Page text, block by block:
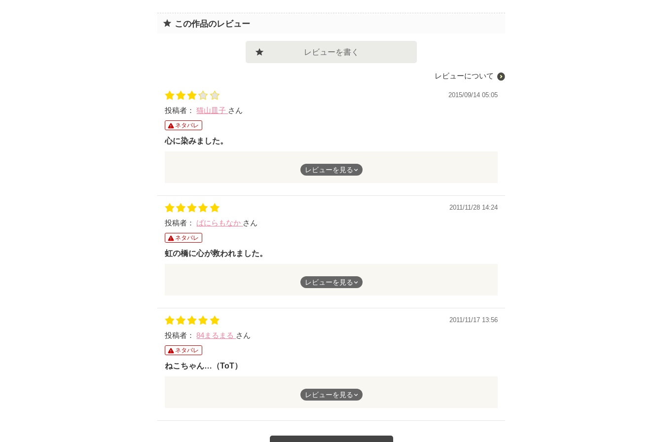
この作品のレビュー
レビューを書く
レビューについて
2015/09/14 05:05
投稿者：猫山皿子 さん
ネタバレ
心に染みました。
拝見させて頂いて、心から温かい気持ちになりました。
素敵な実話をありがとうございました！
レビューを見る
2011/11/28 14:24
投稿者： ばにらもなか さん
ネタバレ
虹の橋に心が救われました。
私も大切なネコちゃんを病気で亡くしたことがあります。動物は言葉で伝えられないのだから、
もっと早く気づいてお医者さまに診せていればと、自責と後悔の想いがぬぐいきれなかったので
レビューを見る
2011/11/17 13:56
投稿者：84まるまる さん
ネタバレ
ねこちゃん…（ToT）
ねこちゃんの可愛らしい仕草についての描写を微笑ましく読んでいたので、死んでしまったとこ
でも病気の原因が人間ではなさそうな所に少し救われます。
レビューを見る